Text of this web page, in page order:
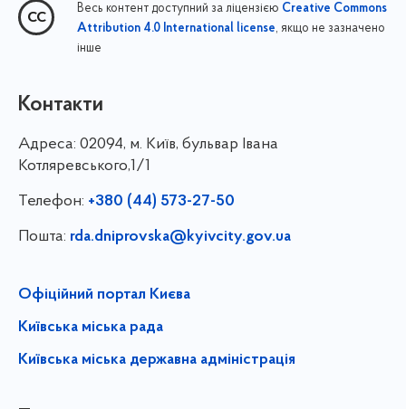
Весь контент доступний за ліцензією Creative Commons
Attribution 4.0 International license, якщо не зазначено
інше
Контакти
Адреса: 02094, м. Київ, бульвар Івана
Котляревського,1/1
Телефон: +380 (44) 573-27-50
Пошта: rda.dniprovska@kyivcity.gov.ua
Офіційний портал Києва
Київська міська рада
Київська міська державна адміністрація